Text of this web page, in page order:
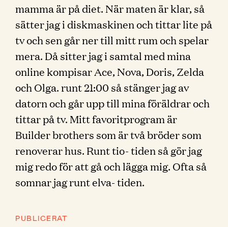
mamma är på diet. När maten är klar, så
sätter jag i diskmaskinen och tittar lite på
tv och sen går ner till mitt rum och spelar
mera. Då sitter jag i samtal med mina
online kompisar Ace, Nova, Doris, Zelda
och Olga. runt 21:00 så stänger jag av
datorn och går upp till mina föräldrar och
tittar på tv. Mitt favoritprogram är
Builder brothers som är två bröder som
renoverar hus. Runt tio- tiden så gör jag
mig redo för att gå och lägga mig. Ofta så
somnar jag runt elva- tiden.
PUBLICERAT